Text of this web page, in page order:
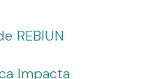
REBIUN
Impacta